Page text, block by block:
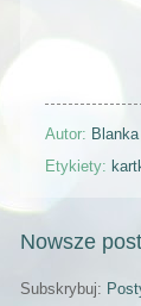
Autor: Blanka
Etykiety:
Nowsze
Subskrybuj: